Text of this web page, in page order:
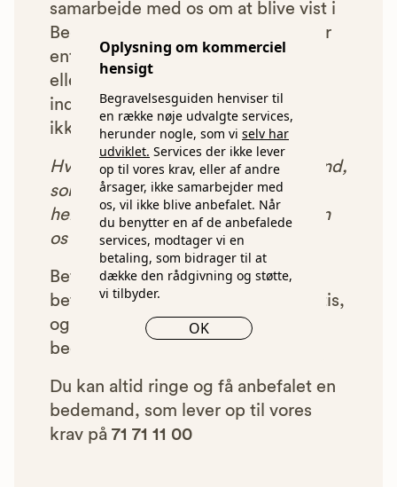
Oplysning om kommerciel
hensigt
Begravelsesguiden henviser til
en række nøje udvalgte services,
herunder nogle, som vi selv har
udviklet. Services der ikke lever
op til vores krav, eller af andre
årsager, ikke samarbejder med
os, vil ikke blive anbefalet. Når
du benytter en af de anbefalede
services, modtager vi en
betaling, som bidrager til at
dække den rådgivning og støtte,
vi tilbyder.
OK
samarbejde med os om at blive vist i
Begravelsesguiden. Bedemænd der
enten ikke lever op til vores krav,
eller som af andre årsager ikke har
indgået et samarbejde med os, vil
ikke blive vist i vores anbefalinger.
Hver gang du benytter en bedemand,
som vi har godkendt, anbefalet og
henvist dig til, betaler bedemanden
os et beløb for denne henvisning.
Betalingen for vores henvisninger
betyder, at vores rådgivning er gratis,
og at vi samtidig kan tilbyde vores
bedemandsgaranti.
Du kan altid ringe og få anbefalet en
bedemand, som lever op til vores
krav på 71 71 11 00